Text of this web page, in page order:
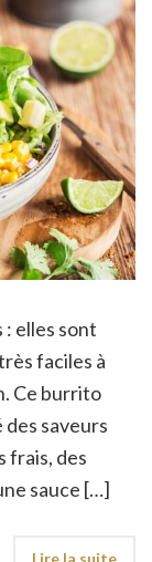
: elles sont
faciles à
Ce burrito
saveurs
frais, des
sauce […]